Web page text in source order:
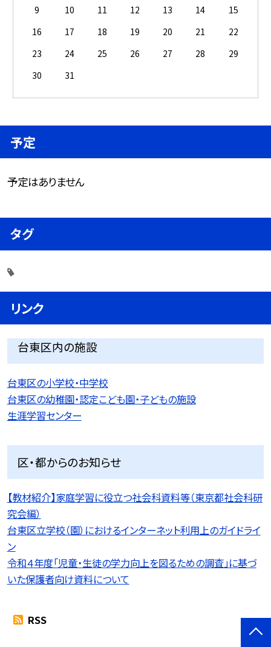
9
10 11 12 13 14
15
16
17 18 19 20 21
22
23
24 25 26 27 28
29
30
31
予定
予定はありません
タグ
リンク
台東区内の施設
台東区の小学校・中学校
台東区の幼稚園・認定こども園・子どもの施設
生涯学習センター
区・都からのお知らせ
【教材紹介】家庭学習に役立つ社会科資料等（東京都社会科研
究会編）
台東区立学校（園）におけるインターネット利用上のガイドライ
ン
令和４年度「児童・生徒の学力向上を図るための調査」に基づ
いた保護者向け資料について
RSS